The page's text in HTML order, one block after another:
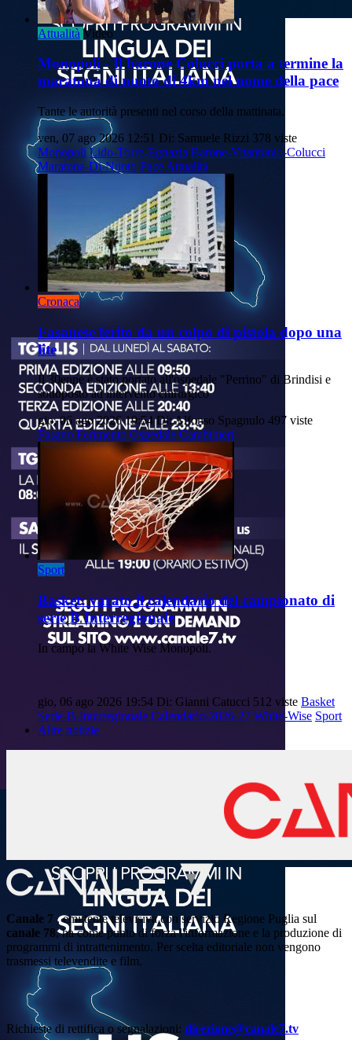
Attualità Video
Monopoli - Il barone Colucci porta a termine la
maratona di nuoto di 4km nel nome della pace
Tante le autorità presenti nel corso della mattinata.
ven, 07 ago 2026 12:51 Di: Samuele Rizzi 378 viste
Monopoli Lido-Torre-Egnazia Barone-Vitantonio-Colucci
Maratona-Di-Nuoto Pace Attualità
Cronaca
Fasanese ferito da un colpo di pistola dopo una
lite
Il 30enne è stato portato all'ospedale "Perrino" di Brindisi e
sottoposto ad intervento chirurgico
gio, 06 ago 2026 19:54 Di: Alfonso Spagnulo 497 viste
Fasano Ferimento Ospedale Carabinieri
Sport
Basket: varato il calendario del campionato di
serie B Interregionale
In campo la White Wise Monopoli.
gio, 06 ago 2026 19:54 Di: Gianni Catucci 512 viste Basket
Serie-B-Interregionale Calendario-2026-27 White-Wise Sport
Altre notizie
Canale 7 , emittente televisiva con servizio Regione Puglia sul
canale 78, ha come punto di forza l'informazione e la produzione di
programmi di intrattenimento. Per scelta editoriale non vengono
trasmessi televendite e film.
Richieste di rettifica o segnalazioni: direzione@canale7.tv